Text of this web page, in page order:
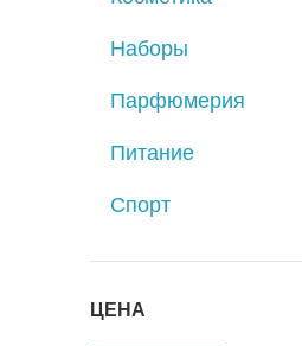
Наборы
Парфюмерия
Питание
Спорт
ЦЕНА